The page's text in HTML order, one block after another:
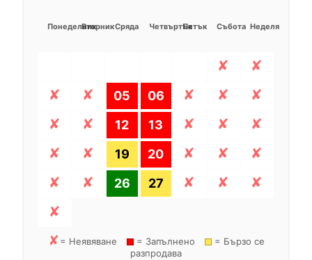
ПонеделникВторникСряда ЧетвъртъкПетък Събота Неделя
05
06
12
13
19
20
26
27
= Неявяване = Запълнено
= Бързо се
разпродава